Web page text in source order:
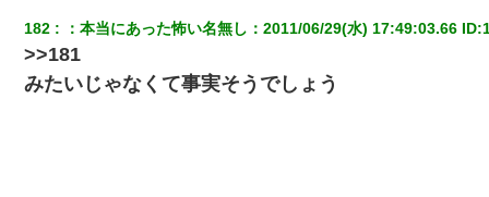
182 ：本当にあった怖い名無し ：2011/06/29(水) 17:49:03.66 ID:
>>181
みたいじゃなくて事実そうでしょう